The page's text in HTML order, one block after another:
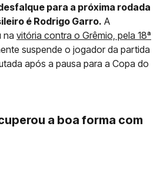
para a próxima rodada
é Rodrigo Garro. A
na vitória contra o Grêmio, pela 18ª
suspende o jogador da partida
após a pausa para a Copa do
a boa forma com